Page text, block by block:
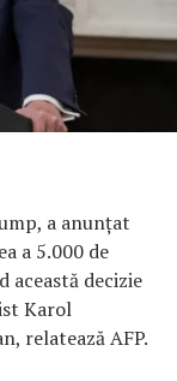
a anunţat
a 5.000 de
decizie
Karol
relatează AFP.